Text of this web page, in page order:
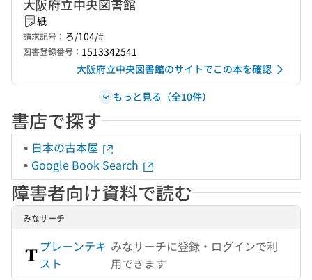
大阪府立中央図書館
紙
請求記号： ろ/104/#
図書登録番号： 1513342541
大阪府立中央図書館のサイトでこの本を確認
もっと見る（全10件）
書店で探す
日本の古本屋
Google Book Search
障害者向け資料で読む
みなサーチ
プレーンテキ
スト
みなサーチに登録・ログインで利
用できます